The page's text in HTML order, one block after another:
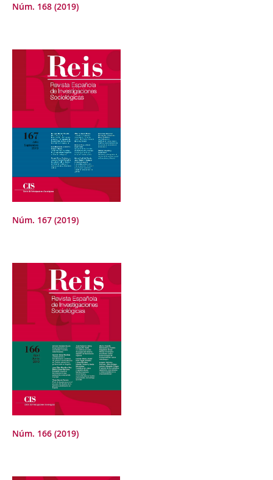
Núm. 168 (2019)
Núm. 167 (2019)
Núm. 166 (2019)